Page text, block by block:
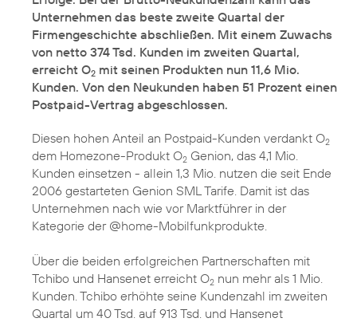
Unternehmen das beste zweite Quartal der
Firmengeschichte abschließen. Mit einem Zuwachs
von netto 374 Tsd. Kunden im zweiten Quartal,
erreicht O2 mit seinen Produkten nun 11,6 Mio.
Kunden. Von den Neukunden haben 51 Prozent einen
Postpaid-Vertrag abgeschlossen.
Diesen hohen Anteil an Postpaid-Kunden verdankt O2
dem Homezone-Produkt O2 Genion, das 4,1 Mio.
Kunden einsetzen - allein 1,3 Mio. nutzen die seit Ende
2006 gestarteten Genion SML Tarife. Damit ist das
Unternehmen nach wie vor Marktführer in der
Kategorie der @home-Mobilfunkprodukte.
Über die beiden erfolgreichen Partnerschaften mit
Tchibo und Hansenet erreicht O2 nun mehr als 1 Mio.
Kunden. Tchibo erhöhte seine Kundenzahl im zweiten
Quartal um 40 Tsd. auf 913 Tsd. und Hansenet